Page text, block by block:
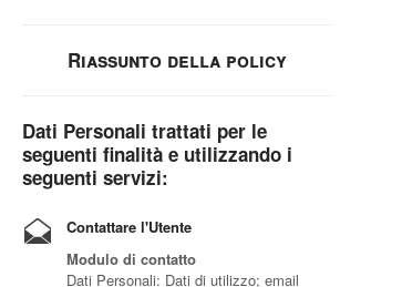
Riassunto della policy
Dati Personali trattati per le
seguenti finalità e utilizzando i
seguenti servizi:
Contattare l'Utente
Modulo di contatto
Dati Personali: Dati di utilizzo; email